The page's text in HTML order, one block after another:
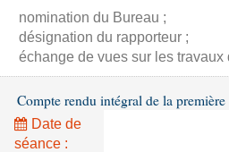
nomination du Bureau ;
désignation du rapporteur ;
échange de vues sur les travaux
Compte rendu intégral de la
Date de
séance :